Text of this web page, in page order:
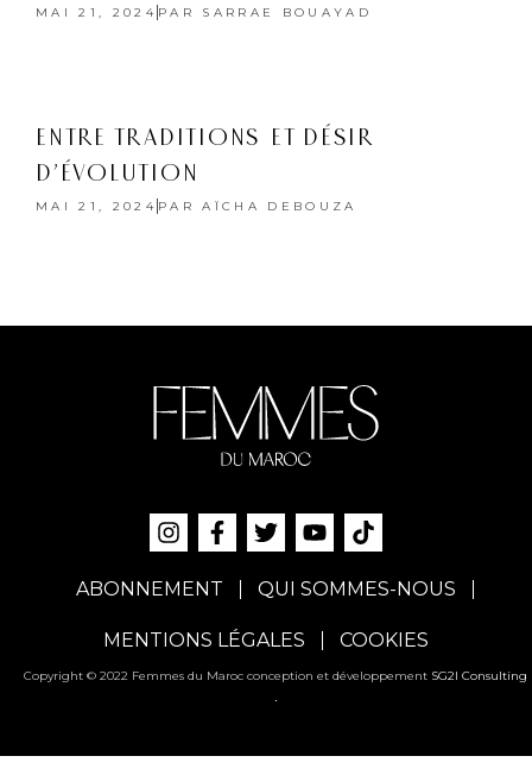
MAI 21, 2024 PAR SARRAE BOUAYAD
ENTRE TRADITIONS ET DÉSIR
D’ÉVOLUTION
MAI 21, 2024 PAR AÏCHA DEBOUZA
ABONNEMENT QUI SOMMES-NOUS
MENTIONS LÉGALES COOKIES
Copyright © 2022 Femmes du Maroc conception et développement SG2I Consulting